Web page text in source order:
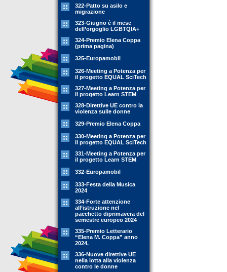
322-Patto su asilo e
migrazione
323-Giugno è il mese
dell’orgoglio LGBTQIA+
324-Premio Elena Coppa
(prima pagina)
325-Europamobil
326-Meeting a Potenza per
il progetto EQUAL SciTech
327-Meeting a Potenza per
il progetto Learn STEM
328-Direttive UE contro la
violenza sulle donne
329-Premio Elena Coppa
330-Meeting a Potenza per
il progetto EQUAL SciTech
331-Meeting a Potenza per
il progetto Learn STEM
332-Europamobil
333-Festa della Musica
2024
334-Forte attenzione
all’istruzione nel
pacchetto diprimavera del
semestre europeo 2024
335-Premio Letterario
“Elena M. Coppa” anno
2024.
336-Nuove direttive UE
nella lotta alla violenza
contro le donne